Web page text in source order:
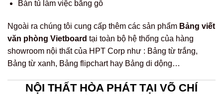
Bàn tủ làm việc bằng gỗ
Ngoài ra chúng tôi cung cấp thêm các sản phẩm Bảng viết
văn phòng Vietboard tại toàn bộ hệ thống của hàng
showroom nội thất của HPT Corp như : Bảng từ trắng,
Bảng từ xanh, Bảng flipchart hay Bảng di dộng…
NỘI THẤT HÒA PHÁT TẠI VÕ CHÍ